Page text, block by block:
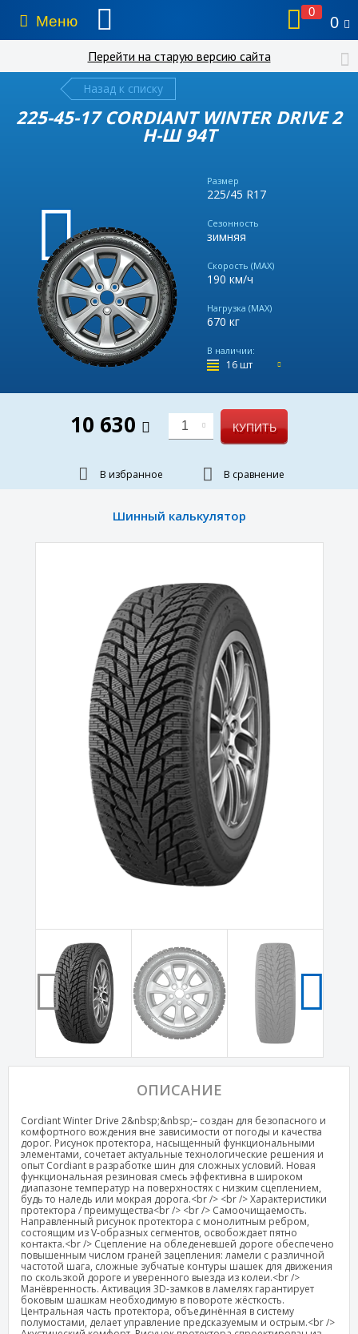
Меню
0
0
Перейти на старую версию сайта
Назад к списку
225-45-17 CORDIANT WINTER DRIVE 2
Н-Ш 94T
Размер
225/45 R17
Сезонность
зимняя
Скорость (MAX)
190 км/ч
Нагрузка (MAX)
670 кг
В наличии:
16 шт
10 630 1 КУПИТЬ
В избранное В сравнение
Шинный калькулятор
ОПИСАНИЕ
Cordiant Winter Drive 2&nbsp;&nbsp;– создан для безопасного и
комфортного вождения вне зависимости от погоды и качества
дорог. Рисунок протектора, насыщенный функциональными
элементами, сочетает актуальные технологические решения и
опыт Cordiant в разработке шин для сложных условий. Новая
функциональная резиновая смесь эффективна в широком
диапазоне температур на поверхностях с низким сцеплением,
будь то наледь или мокрая дорога.<br /> <br /> Характеристики
протектора / преимущества<br /> <br /> Самоочищаемость.
Направленный рисунок протектора с монолитным ребром,
состоящим из V-образных сегментов, освобождает пятно
контакта.<br /> Сцепление на обледеневшей дороге обеспечено
повышенным числом граней зацепления: ламели с различной
частотой шага, сложные зубчатые контуры шашек для движения
по скользкой дороге и уверенного выезда из колеи.<br />
Манёвренность. Активация 3D-замков в ламелях гарантирует
боковым шашкам необходимую в повороте жёсткость.
Центральная часть протектора, объединённая в систему
полумостами, делает управление предсказуемым и острым.<br />